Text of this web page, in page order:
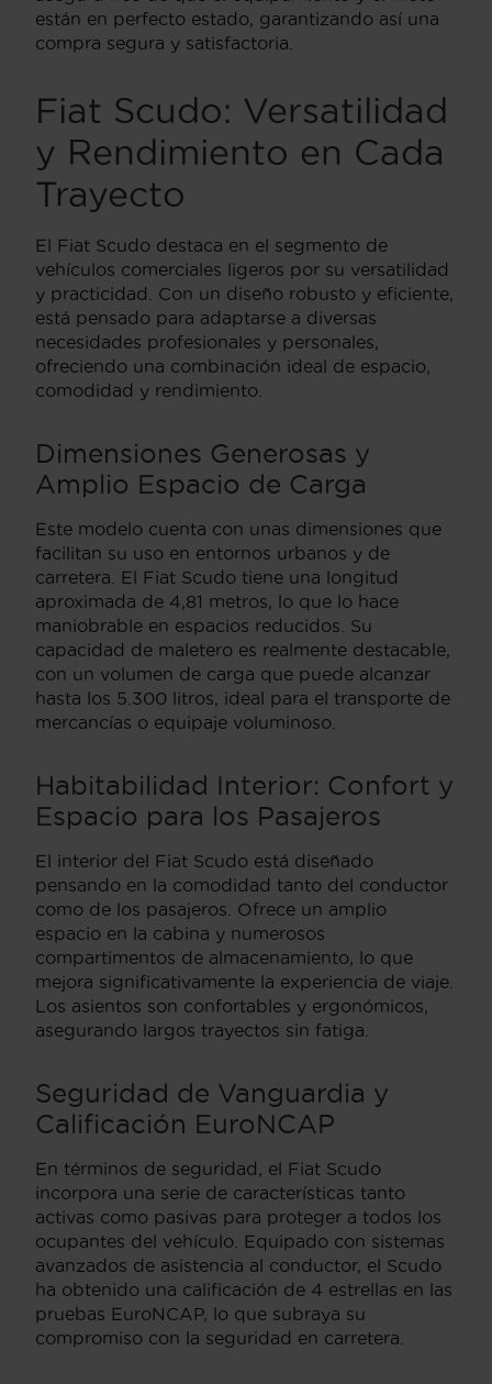
están en perfecto estado, garantizando así una
compra segura y satisfactoria.
Fiat Scudo: Versatilidad
y Rendimiento en Cada
Trayecto
El Fiat Scudo destaca en el segmento de
vehículos comerciales ligeros por su versatilidad
y practicidad. Con un diseño robusto y eficiente,
está pensado para adaptarse a diversas
necesidades profesionales y personales,
ofreciendo una combinación ideal de espacio,
comodidad y rendimiento.
Dimensiones Generosas y
Amplio Espacio de Carga
Este modelo cuenta con unas dimensiones que
facilitan su uso en entornos urbanos y de
carretera. El Fiat Scudo tiene una longitud
aproximada de 4,81 metros, lo que lo hace
maniobrable en espacios reducidos. Su
capacidad de maletero es realmente destacable,
con un volumen de carga que puede alcanzar
hasta los 5.300 litros, ideal para el transporte de
mercancías o equipaje voluminoso.
Habitabilidad Interior: Confort y
Espacio para los Pasajeros
El interior del Fiat Scudo está diseñado
pensando en la comodidad tanto del conductor
como de los pasajeros. Ofrece un amplio
espacio en la cabina y numerosos
compartimentos de almacenamiento, lo que
mejora significativamente la experiencia de viaje.
Los asientos son confortables y ergonómicos,
asegurando largos trayectos sin fatiga.
Seguridad de Vanguardia y
Calificación EuroNCAP
En términos de seguridad, el Fiat Scudo
incorpora una serie de características tanto
activas como pasivas para proteger a todos los
ocupantes del vehículo. Equipado con sistemas
avanzados de asistencia al conductor, el Scudo
ha obtenido una calificación de 4 estrellas en las
pruebas EuroNCAP, lo que subraya su
compromiso con la seguridad en carretera.